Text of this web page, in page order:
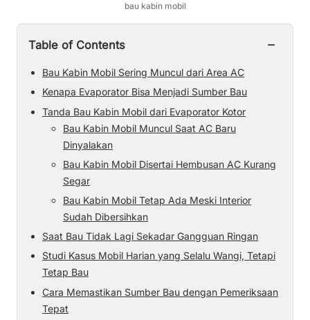
bau kabin mobil
Table of Contents −
Bau Kabin Mobil Sering Muncul dari Area AC
Kenapa Evaporator Bisa Menjadi Sumber Bau
Tanda Bau Kabin Mobil dari Evaporator Kotor
Bau Kabin Mobil Muncul Saat AC Baru
Dinyalakan
Bau Kabin Mobil Disertai Hembusan AC Kurang
Segar
Bau Kabin Mobil Tetap Ada Meski Interior
Sudah Dibersihkan
Saat Bau Tidak Lagi Sekadar Gangguan Ringan
Studi Kasus Mobil Harian yang Selalu Wangi, Tetapi
Tetap Bau
Cara Memastikan Sumber Bau dengan Pemeriksaan
Tepat